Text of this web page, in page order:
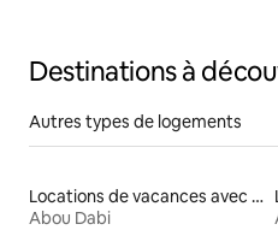
Destinations à
Autres types de logements
Locations de vacances avec piscine
Abou Dabi